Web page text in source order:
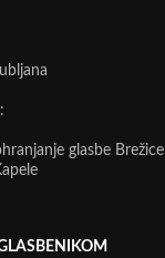
glasbe Brežice